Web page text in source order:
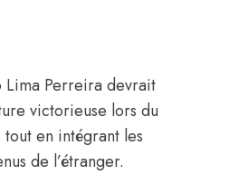
Lima Perreira devrait
victorieuse lors du
en intégrant les
de l’étranger.